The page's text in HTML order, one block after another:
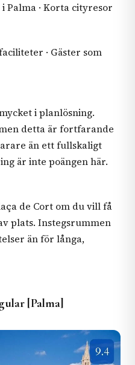
Palma · Korta cityresor
· Gäster som
i planlösning.
detta är fortfarande
än ett fullskaligt
är inte poängen här.
de Cort om du vill få
plats. Instegsrummen
än för långa,
[Palma]